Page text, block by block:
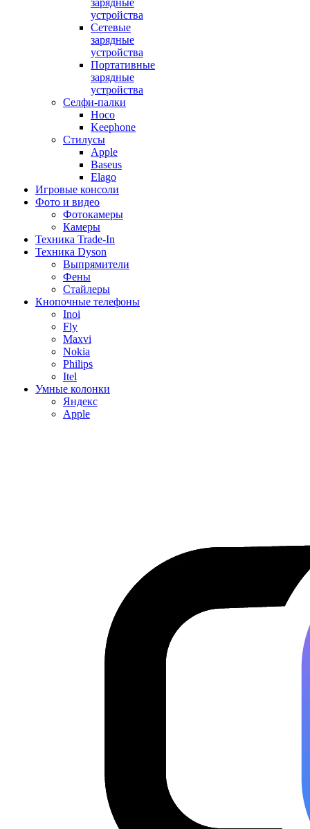
зарядные
устройства
Сетевые
зарядные
устройства
Портативные
зарядные
устройства
Селфи-палки
Hoco
Keephone
Стилусы
Apple
Baseus
Elago
Игровые консоли
Фото и видео
Фотокамеры
Камеры
Техника Trade-In
Техника Dyson
Выпрямители
Фены
Стайлеры
Кнопочные телефоны
Inoi
Fly
Maxvi
Nokia
Philips
Itel
Умные колонки
Яндекс
Apple